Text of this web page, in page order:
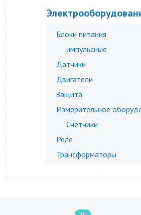
Блоки питания
импульсные
Датчики
Двигатели
Защита
Измерительное
Счетчики
Реле
Трансформаторы
.ru